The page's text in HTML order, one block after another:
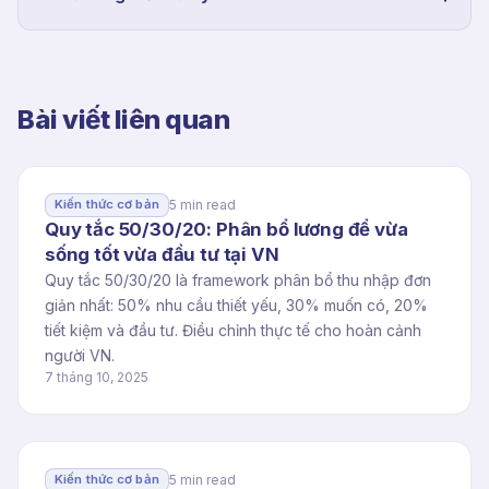
Bài viết liên quan
Kiến thức cơ bản 5 min read
Quy tắc 50/30/20: Phân bổ lương để vừa
sống tốt vừa đầu tư tại VN
Quy tắc 50/30/20 là framework phân bổ thu nhập đơn
giản nhất: 50% nhu cầu thiết yếu, 30% muốn có, 20%
tiết kiệm và đầu tư. Điều chỉnh thực tế cho hoàn cảnh
người VN.
7 tháng 10, 2025
Kiến thức cơ bản 5 min read